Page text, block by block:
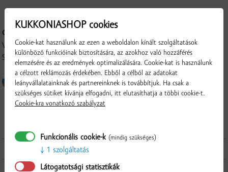
GYÁRTÓ:
Világi Winery, B.C. Invest a.s., Štúrová 1090/7, 929 01, Dunajská
Streda
Súvisiace produkty
KUKKONIASHOP cookies
Cookie-kat használunk az ezen a weboldalon kínált szolgáltatások
különböző funkcióinak biztosítására, az azokhoz való hozzáférés
elemzésére és az eredmények optimalizálására. Cookie-kat is használunk
a célzott reklámozás érdekében. Ebből a célból az adatokat
leányvállalatainknak és partnereinknek is továbbítjuk. Ha csak a
szükséges sütiket kívánja elfogadni, itt elutasíthatja a többi cookie-t.
Cookie-kra vonatkozó szabályzat
Funkcionális cookie-k (mindig szükséges)
1 szolgáltatás
Látogatotsági statisztikák